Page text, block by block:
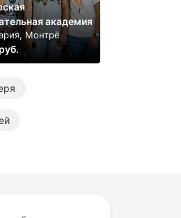
академия
Монтрё